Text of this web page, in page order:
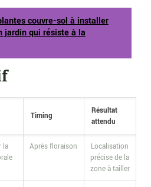
couvre-sol à installer
jardin qui résiste à la
Timing
Résultat
attendu
la
Après floraison
Localisation
précise de la
zone à tailler